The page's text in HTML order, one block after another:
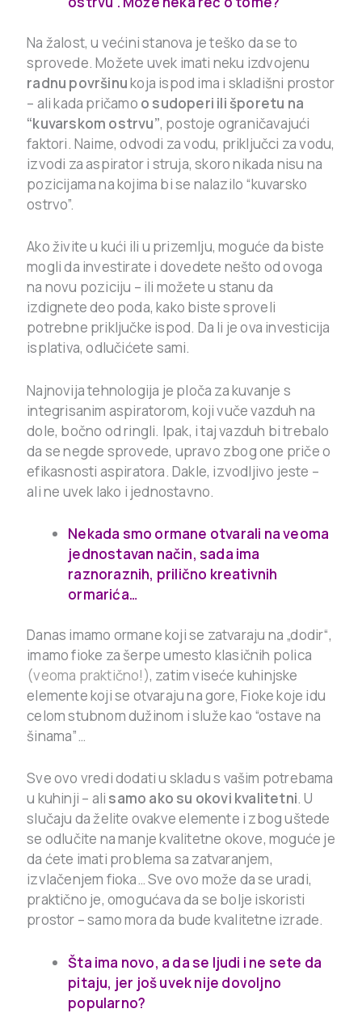
Na žalost, u većini stanova je teško da se to
sprovede. Možete uvek imati neku izdvojenu
radnu površinukoja ispod ima i skladišni prostor
– ali kada pričamo o sudoperi ili šporetu na
“kuvarskom ostrvu”, postoje ograničavajući
faktori. Naime, odvodi za vodu, priključci za vodu,
izvodi za aspirator i struja, skoro nikada nisu na
pozicijama na kojima bi se nalazilo “kuvarsko
ostrvo”.
Ako živite u kući ili u prizemlju, moguće da biste
mogli da investirate i dovedete nešto od ovoga
na novu poziciju – ili možete u stanu da
izdignete deo poda, kako biste sproveli
potrebne priključke ispod. Da li je ova investicija
isplativa, odlučićete sami.
Najnovija tehnologija je ploča za kuvanje s
integrisanim aspiratorom, koji vuče vazduh na
dole, bočno od ringli. Ipak, i taj vazduh bi trebalo
da se negde sprovede, upravo zbog one priče o
efikasnosti aspiratora. Dakle, izvodljivo jeste –
ali ne uvek lako i jednostavno.
Nekada smo ormane otvarali na veoma
jednostavan način, sada ima
raznoraznih, prilično kreativnih
ormarića…
Danas imamo ormane koji se zatvaraju na „dodir“,
imamo fioke za šerpe umesto klasičnih polica
(veoma praktično!), zatim viseće kuhinjske
elemente koji se otvaraju na gore, Fioke koje idu
celom stubnom dužinom i služe kao “ostave na
šinama”…
Sve ovo vredi dodati u skladu s vašim potrebama
u kuhinji – ali samo ako su okovi kvalitetni. U
slučaju da želite ovakve elemente i zbog uštede
se odlučite na manje kvalitetne okove, moguće je
da ćete imati problema sa zatvaranjem,
izvlačenjem fioka… Sve ovo može da se uradi,
praktično je, omogućava da se bolje iskoristi
prostor – samo mora da bude kvalitetne izrade.
Šta ima novo, a da se ljudi i ne sete da
pitaju, jer još uvek nije dovoljno
popularno?